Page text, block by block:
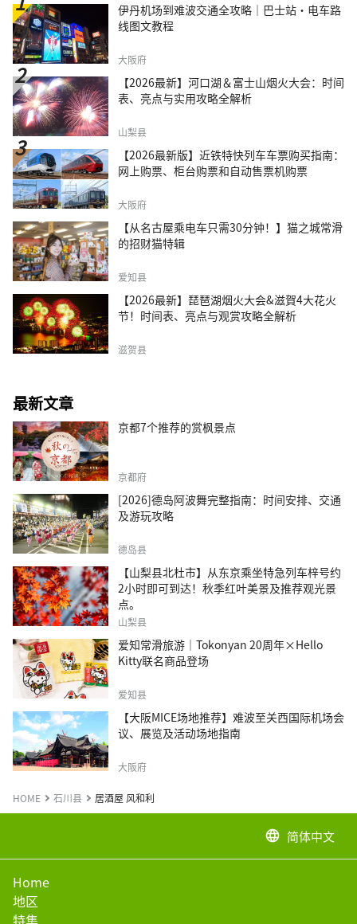
伊丹机场到难波交通全攻略｜巴士站・电车路
线图文教程
大阪府
【2026最新】河口湖＆富士山烟火大会：时间
表、亮点与实用攻略全解析
山梨县
【2026最新版】近铁特快列车车票购买指南：
网上购票、柜台购票和自动售票机购票
大阪府
【从名古屋乘电车只需30分钟！】猫之城常滑
的招财猫特辑
爱知县
【2026最新】琵琶湖烟火大会&滋賀4大花火
节！时间表、亮点与观赏攻略全解析
滋贺县
最新文章
京都7个推荐的赏枫景点
京都府
[2026]德岛阿波舞完整指南：时间安排、交通
及游玩攻略
德岛县
【山梨县北杜市】从东京乘坐特急列车梓号约
2小时即可到达！秋季红叶美景及推荐观光景
点。
山梨县
爱知常滑旅游｜Tokonyan 20周年×Hello
Kitty联名商品登场
爱知县
【大阪MICE场地推荐】难波至关西国际机场会
议、展览及活动场地指南
大阪府
HOME 石川县 居酒屋 风和利
language 简体中文
Home
地区
特集